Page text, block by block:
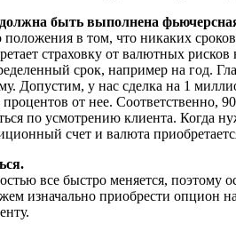
быть выполнена
в том, что никаких сроков
страховку от валютных
срок, например на год.
Допустим, у нас сделка на 1
от нее. Соответственно,
по усмотрению клиента. Когда
счет и валюта
все быстро меняется, поэтому
изначально приобрести опцион